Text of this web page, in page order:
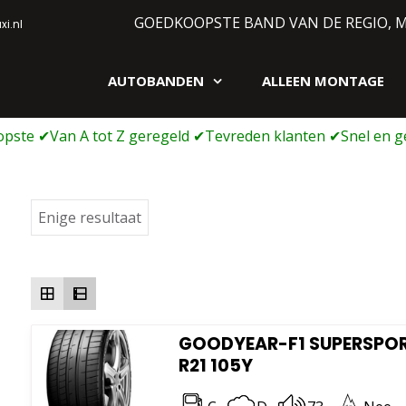
GOEDKOOPSTE BAND VAN DE REGIO,
AUTOBANDEN ALLEEN MONTAGE
Enige resultaat
GOODYEAR-F1
R21 105Y